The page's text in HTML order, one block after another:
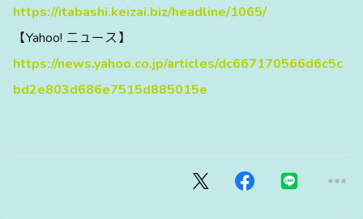
https://itabashi.keizai.biz/headline/1065/
【Yahoo! ニュース】
https://news.yahoo.co.jp/articles/dc667170566d6c5c
bd2e803d686e7515d885015e